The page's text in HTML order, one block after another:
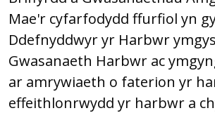
Mae'r cyfarfodydd ffurfiol yn
Ddefnyddwyr yr Harbwr
Gwasanaeth Harbwr ac
ar amrywiaeth o faterion yr
effeithlonrwydd yr harbwr a